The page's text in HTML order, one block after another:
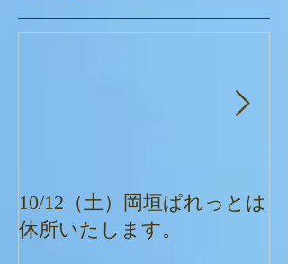
10/12（土）岡垣ぱれっとは
休所いたします。